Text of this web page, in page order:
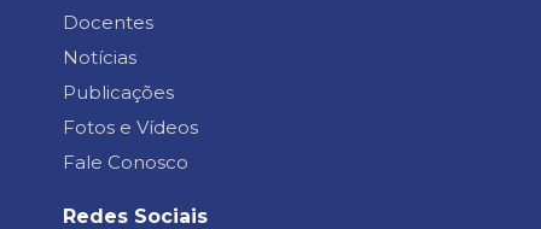
Docentes
Notícias
Publicações
Fotos e Vídeos
Fale Conosco
Redes Sociais